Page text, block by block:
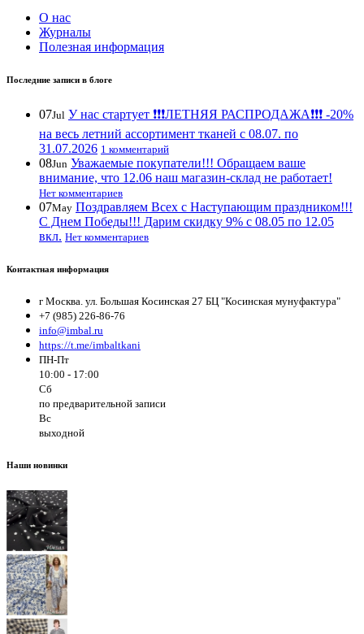
О нас
Журналы
Полезная информация
Последние записи в блоге
07Jul У нас стартует ❗️❗️❗️ЛЕТНЯЯ РАСПРОДАЖА❗️❗️❗️ -20%
на весь летний ассортимент тканей с 08.07. по
31.07.2026 1 комментарий
08Jun Уважаемые покупатели!!! Обращаем ваше
внимание, что 12.06 наш магазин-склад не работает!
Нет комментариев
07May Поздравляем Всех с Наступающим праздником!!!
С Днем Победы!!! Дарим скидку 9% с 08.05 по 12.05
вкл. Нет комментариев
Контактная информация
г Москва. ул. Большая Косинская 27 БЦ "Косинская мунуфактура"
+7 (985) 226-86-76
info@imbal.ru
https://t.me/imbaltkani
ПН-Пт
10:00 - 17:00
Сб
по предварительной записи
Вс
выходной
Наши новинки